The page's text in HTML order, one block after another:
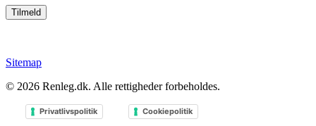
Sitemap
© 2026 Renleg.dk. Alle rettigheder forbeholdes.
Privatlivspolitik Cookiepolitik